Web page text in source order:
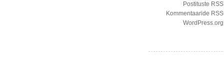
Postituste RSS
Kommentaaride RSS
WordPress.org